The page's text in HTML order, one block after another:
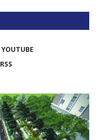
YOUTUBE
RSS